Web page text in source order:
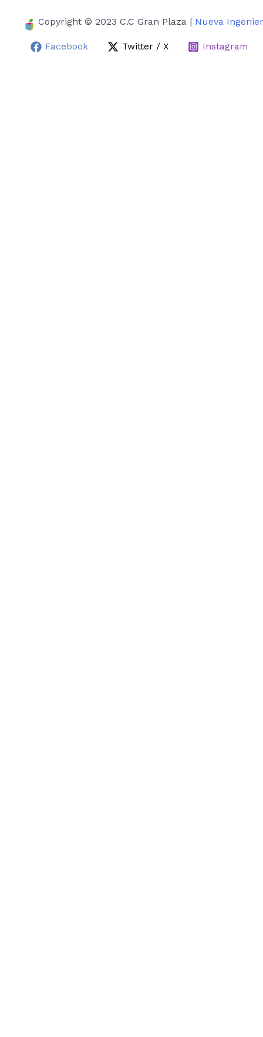
Copyright © 2023 C.C Gran Plaza | Nueva
Facebook Twitter / X Instagram